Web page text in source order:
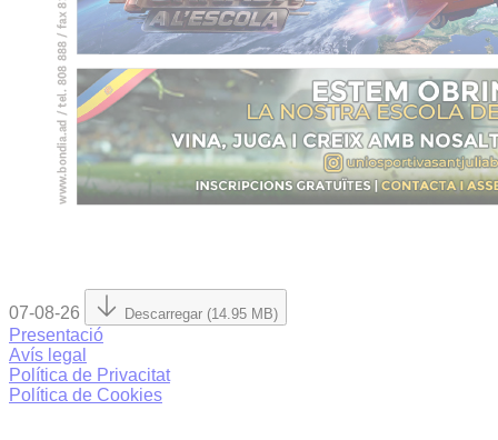
07-08-26 Descarregar (14.95 MB)
Presentació
Avís legal
Política de Privacitat
Política de Cookies